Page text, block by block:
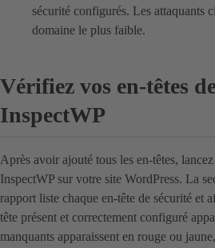
sécurité configurés. Les attaquants
domaine le plus faible.
Vérifiez vos en-têtes
InspectWP
Après avoir ajouté tous les en-têtes,
InspectWP sur votre site WordPress. La
rapport liste chaque en-tête de sécurité et
tête présent et correctement configuré
manquants apparaissent en rouge ou